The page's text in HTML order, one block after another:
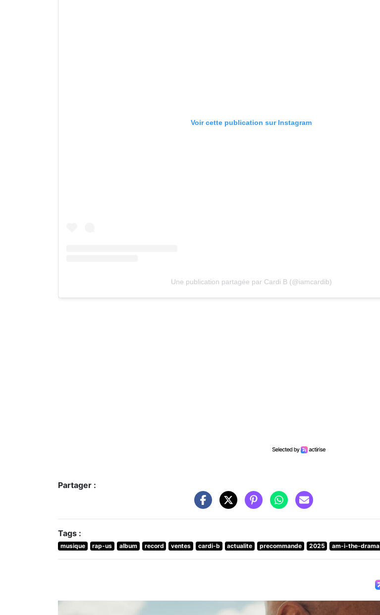
Voir cette publication sur Instagram
Une publication partagée par Cardi B (@iamcardib)
Partager :
Tags :
musique rap-us album record ventes cardi-b actualite precommande 2025 am-i-the-drama